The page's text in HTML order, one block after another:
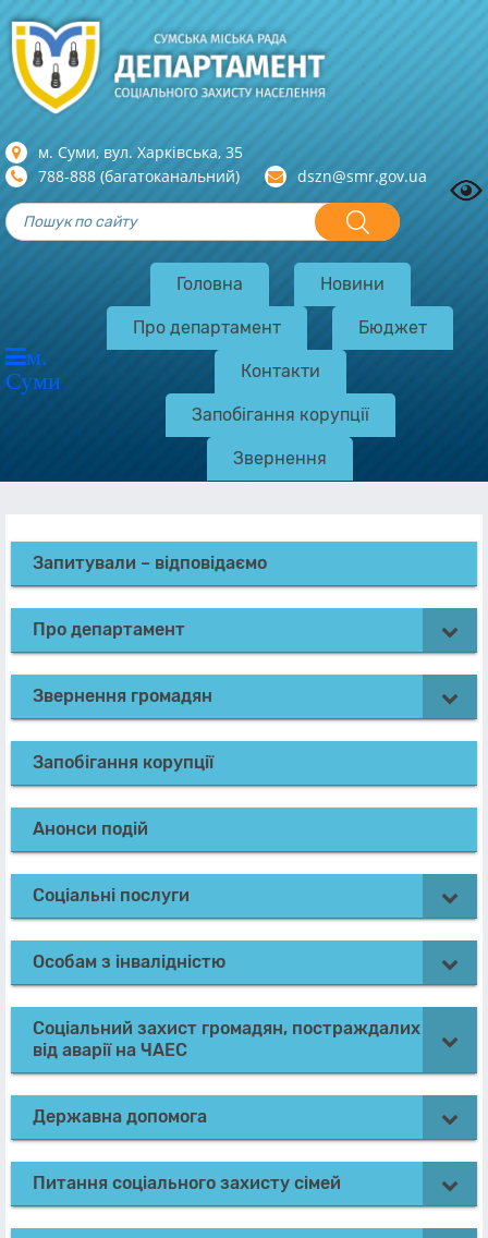
м. Суми, вул. Харкiвська, 35
788-888 (багатоканальний)
dszn@smr.gov.ua
м.
Суми
Головна Новини
Про департамент Бюджет
Контакти
Запобігання корупції
Звернення
Запитували – відповідаємо
Про департамент
Звернення громадян
Запобігання корупції
Анонси подій
Соціальні послуги
Особам з інвалідністю
Соціальний захист громадян, постраждалих
від аварії на ЧАЕС
Державна допомога
Питання соціального захисту сімей